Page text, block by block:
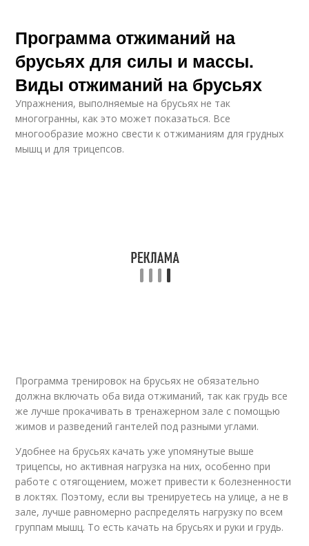
Программа отжиманий на
брусьях для силы и массы.
Виды отжиманий на брусьях
Упражнения, выполняемые на брусьях не так
многогранны, как это может показаться. Все
многообразие можно свести к отжиманиям для грудных
мышц и для трицепсов.
Программа тренировок на брусьях не обязательно
должна включать оба вида отжиманий, так как грудь все
же лучше прокачивать в тренажерном зале с помощью
жимов и разведений гантелей под разными углами.
Удобнее на брусьях качать уже упомянутые выше
трицепсы, но активная нагрузка на них, особенно при
работе с отягощением, может привести к болезненности
в локтях. Поэтому, если вы тренируетесь на улице, а не в
зале, лучше равномерно распределять нагрузку по всем
группам мышц. То есть качать на брусьях и руки и грудь.